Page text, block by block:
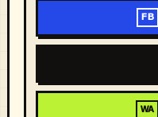
FB
WA